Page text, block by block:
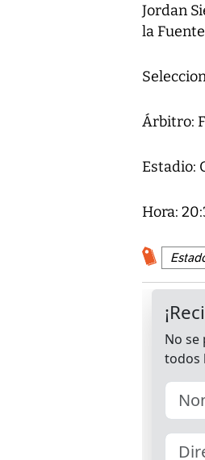
Jordan
la
Árbitro:
Estadio:
Hora: